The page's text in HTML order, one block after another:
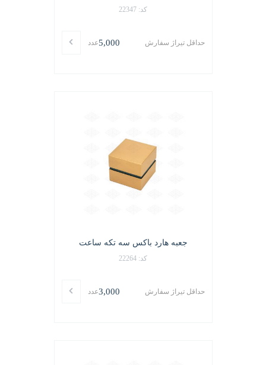
کد: 22347
حداقل تیراژ سفارش 5,000عدد
جعبه هارد باکس سه تکه ساعت
کد: 22264
حداقل تیراژ سفارش 3,000عدد